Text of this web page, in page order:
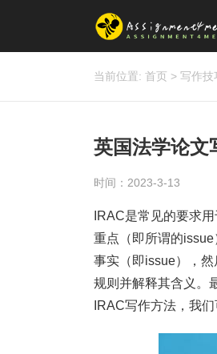
当前位置: 首页 > 写作技
英国法学论文
时间：2023-3-13
IRAC是常见的要求
重点（即所谓的
事实（即issue），
规则并解释其含义。
IRAC写作方法，我